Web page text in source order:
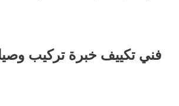
فني تكييف خبرة تركيب